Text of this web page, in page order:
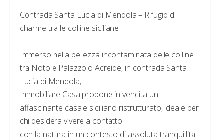
Contrada Santa Lucia di Mendola – Rifugio di
charme tra le colline siciliane
Immerso nella bellezza incontaminata delle colline
tra Noto e Palazzolo Acreide, in contrada Santa
Lucia di Mendola,
Immobiliare Casa propone in vendita un
affascinante casale siciliano ristrutturato, ideale per
chi desidera vivere a contatto
con la natura in un contesto di assoluta tranquillità.